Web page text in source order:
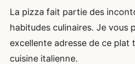
La pizza fait partie des
habitudes culinaires. Je vous
excellente adresse de ce plat
cuisine italienne.